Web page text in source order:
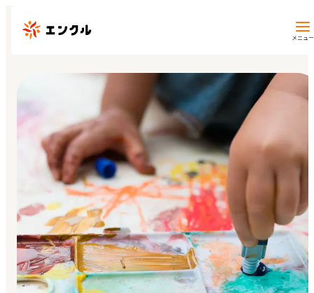
メニュー
保育園・幼稚園を探す
地図から探す
地域から探す
マイページ
閲覧履歴